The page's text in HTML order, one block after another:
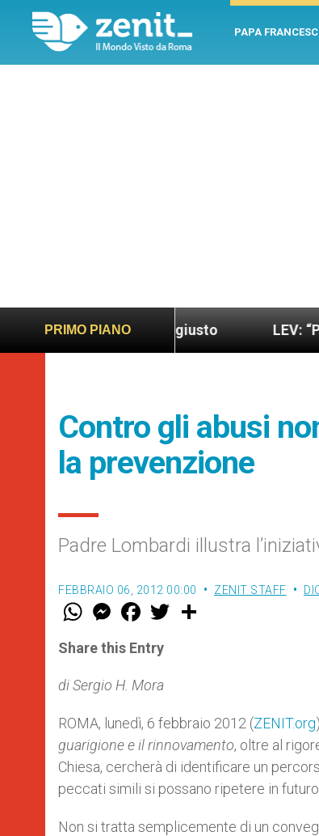
PAPA
PRIMO PIANO
più sano e giusto LEV: “Papa
Contro gli abusi
la prevenzione
Padre Lombardi illustra
FEBBRAIO 06, 2012 00:00 ZENIT STAFF
W
t
s
p
p
M
e
s
e
g
e
F
a
e
b
o
k
w
Share this Entry
di Sergio H. Mora
ROMA, lunedì, 6 febbraio 2012 (ZENIT.org
guarigione e il rinnovamento, oltre al
Chiesa, cercherà di identificare un
peccati simili si possano ripetere in futuro.
Non si tratta semplicemente di un